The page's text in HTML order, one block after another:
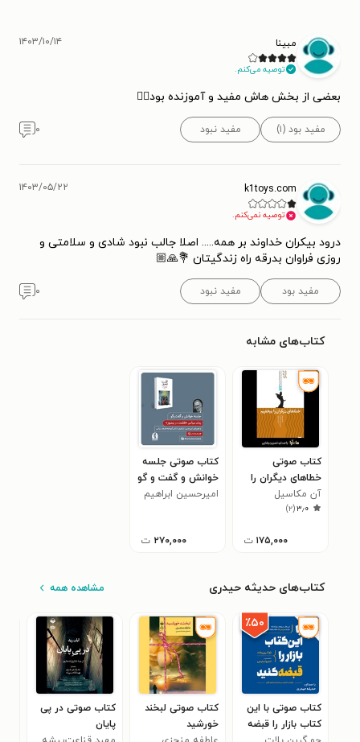
مبینا
توصیه می‌کنم.
۱۴۰۳/۱۰/۱۴
بعضی از بخش هاش مفید و آموزنده بود👌🏻
مفید بود (۱) مفید نبود ۰
k1toys.com
توصیه نمی‌کنم.
۱۴۰۳/۰۵/۲۲
درود بیکران خداوند بر همه..... اصلا جالب نبود شادی و سلامتی و
روزی فراوان بدرقه راه زندگیتان 💐🙏🏼
مفید بود مفید نبود ۰
کتاب‌های مشابه
کتاب صوتی
خطاهای دیگران را
ببخشیم
آن مکاسیل
۳٫۰(۲)
۱۷۵,۰۰۰ ت
کتاب صوتی جلسه
خوانش و گفت‌ و گو
رمان سیاسی ظلمت
امیرحسین ابراهیم
۲۷۰,۰۰۰ ت
کتاب‌های حدیثه حیدری مشاهده همه
٪۵۰
کتاب صوتی با این
کتاب بازار را قبضه
کتاب صوتی لبخند
خورشید
کتاب صوتی در پی
پایان